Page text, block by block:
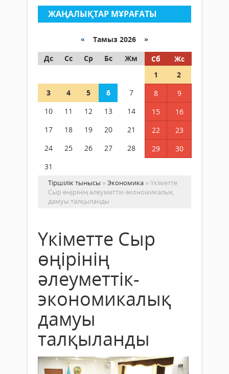
ЖАҢАЛЫҚТАР МҰРАҒАТЫ
« Тамыз 2026 »
Дс
Сс Ср Бс Жм Сб
Жс
1
2
3
4 5 6 7 8
9
10
11 12 13 14 15
16
17
18 19 20 21 22
23
24
25 26 27 28 29
30
31
Тіршілік тынысы »Экономика » Үкіметте
Сыр өңірінің әлеуметтік-экономикалық
дамуы талқыланды
Үкіметте Сыр
өңірінің
әлеуметтік-
экономикалық
дамуы
талқыланды